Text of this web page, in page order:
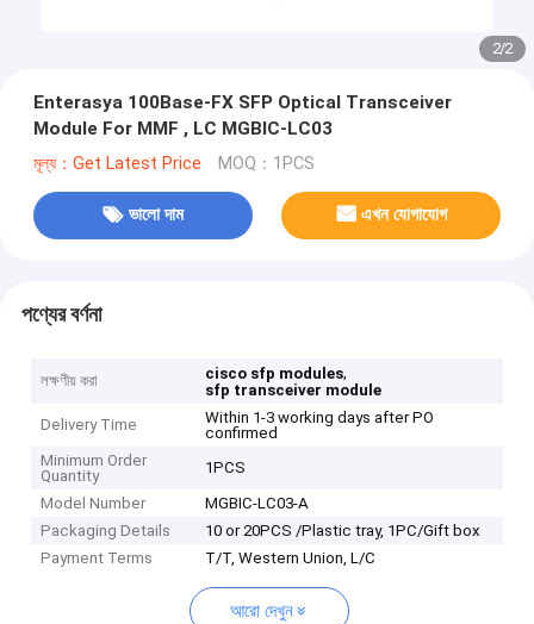
1/2
Enterasya 100Base-FX SFP Optical Transceiver
Module For MMF , LC MGBIC-LC03
মূল্য：Get Latest Price MOQ：1PCS
ভালো দাম এখন যোগাযোগ
পণ্যের বর্ণনা
লক্ষণীয় করা cisco sfp modules,
sfp transceiver module
Delivery Time
Within 1-3 working days after PO
confirmed
Minimum Order
Quantity
1PCS
Model Number
MGBIC-LC03-A
Packaging Details
10 or 20PCS /Plastic tray, 1PC/Gift box
Payment Terms
T/T, Western Union, L/C
আরো দেখুন